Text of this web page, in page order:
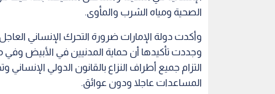
الصحية ومياه الشرب والمأوى.
وأكدت دولة الإمارات ضرورة التحرك الإنساني
وجددت تأكيدها أن حماية المدنيين في الأبيض
التزام جميع أطراف النزاع بالقانون الدولي
المساعدات عاجلا ودون عوائق.